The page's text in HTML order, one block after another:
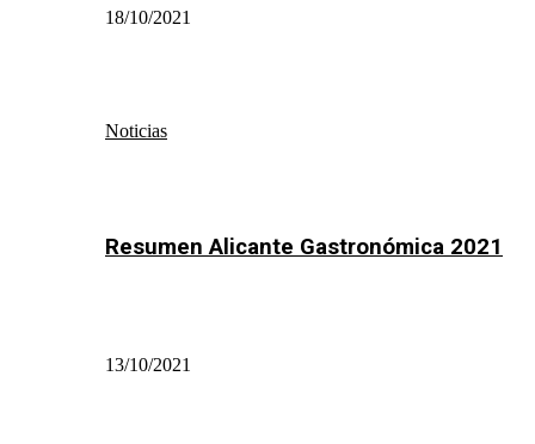
18/10/2021
Noticias
Resumen Alicante Gastronómica 2021
13/10/2021